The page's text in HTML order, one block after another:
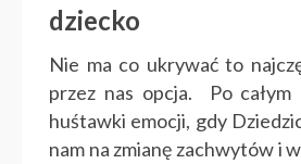
dziecko
Nie ma co ukrywać to
przez nas opcja. Po
huśtawki emocji, gdy
nam na zmianę zachwytów i